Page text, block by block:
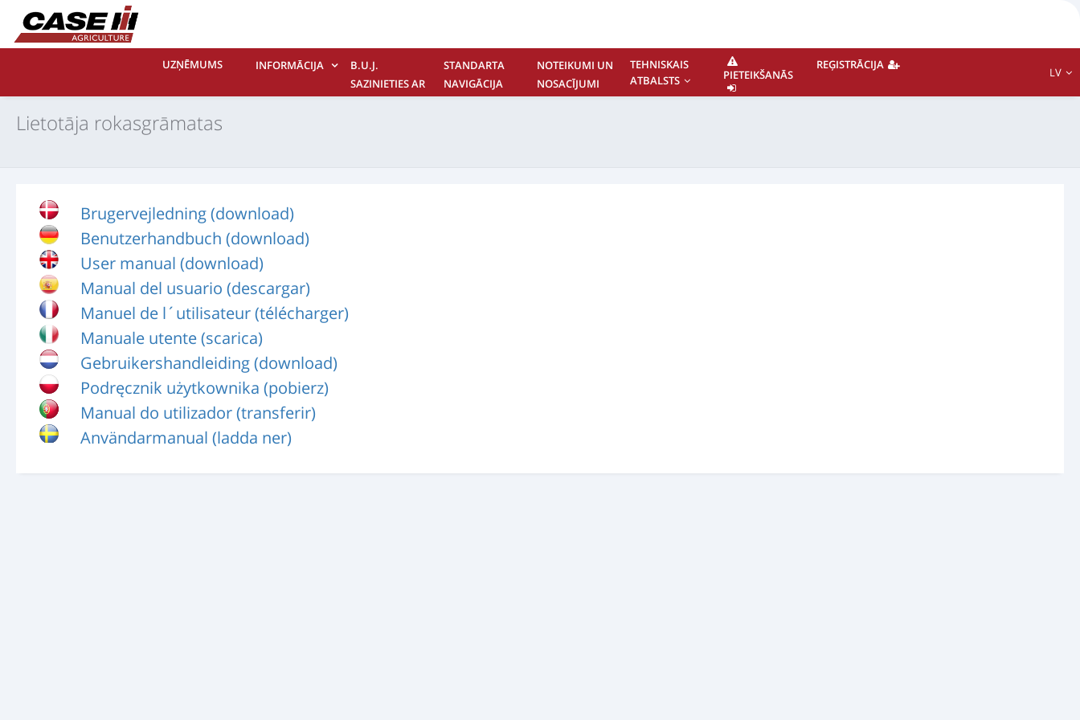
UZŅĒMUMS INFORMĀCIJA
B.U.J.
SAZINIETIES AR
STANDARTA
NAVIGĀCIJA
NOTEIKUMI UN
NOSACĪJUMI
TEHNISKAIS
ATBALSTS
PIETEIKŠANĀS
REĢISTRĀCIJA
LV
Lietotāja rokasgrāmatas
Brugervejledning (download)
Benutzerhandbuch (download)
User manual (download)
Manual del usuario (descargar)
Manuel de l´utilisateur (télécharger)
Manuale utente (scarica)
Gebruikershandleiding (download)
Podręcznik użytkownika (pobierz)
Manual do utilizador (transferir)
Användarmanual (ladda ner)